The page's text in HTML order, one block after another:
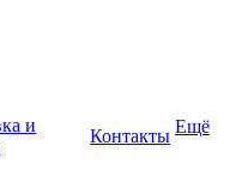
и
Контакты Ещё